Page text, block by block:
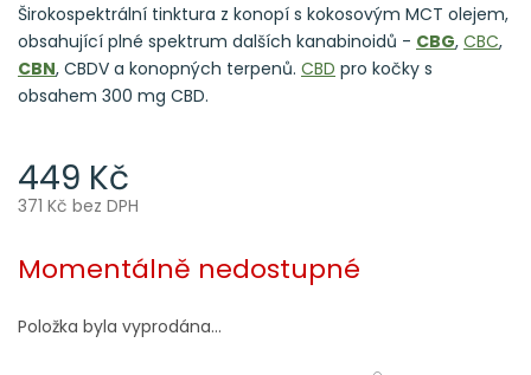
449 Kč
371 Kč bez DPH
cena:
Momentálně nedostupné
Položka byla vyprodána…
Širokospektrální tinktura z konopí s kokosovým MCT olejem,
obsahující plné spektrum dalších kanabinoidů - CBG, CBC,
CBN, CBDV a konopných terpenů. CBD pro kočky s
obsahem 300 mg CBD.